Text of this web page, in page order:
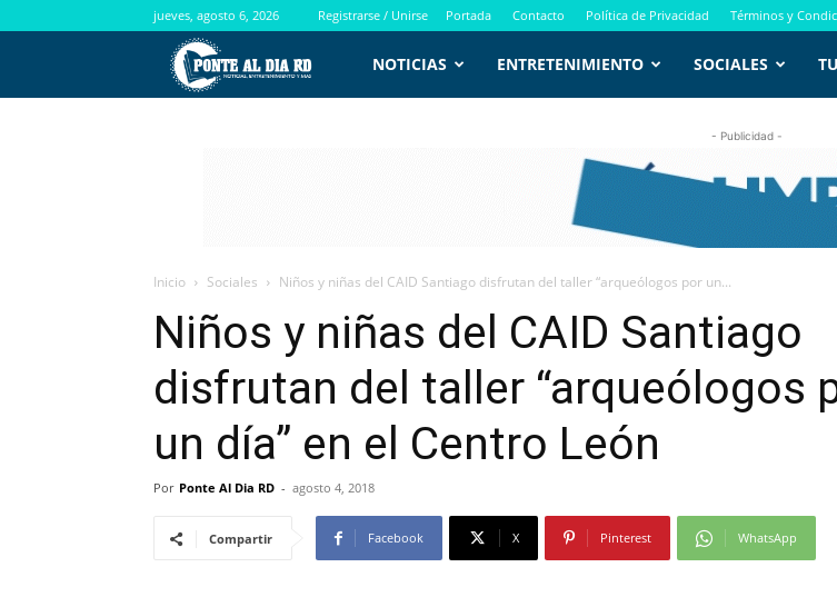
jueves, agosto 6, 2026 Registrarse / Unirse Portada Contacto Política de Privacidad Términos y
PontealdiaRD.com
NOTICIAS ENTRETENIMIENTO SOCIALES
- Publicidad -
Inicio Sociales Niños y niñas del CAID Santiago disfrutan del taller “arqueólogos por un...
Niños y niñas del CAID Santiago
disfrutan del taller “arqueólogos
un día” en el Centro León
Por Ponte Al Dia RD - agosto 4, 2018
Compartir Facebook X Pinterest WhatsApp